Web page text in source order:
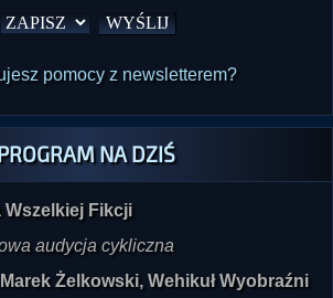
pomocy z newsletterem?
NA DZIŚ
Wszelkiej Fikcji
audycja cykliczna
Marek Żelkowski, Wehikuł Wyobraźni